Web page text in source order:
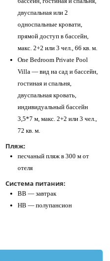
двуспальная или 2
односпальные кровати,
прямой доступ в бассейн,
макс. 2+2 или 3 чел., 66 кв. м.
One Bedroom Private Pool
Villa — вид на сад и бассейн,
гостиная и спальня,
двуспальная кровать,
индивидуальный бассейн
3,5*7 м, макс. 2+2 или 3 чел.,
72 кв. м.
Пляж:
песчаный пляж в 300 м от
отеля
Система питания:
BB — завтрак
HB — полупансион